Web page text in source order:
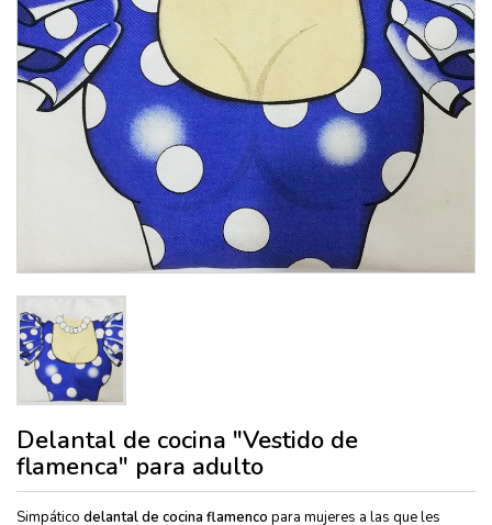
Delantal de cocina "Vestido de
flamenca" para adulto
Simpático delantal de cocina flamenco para mujeres a las que les